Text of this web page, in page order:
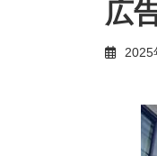
広
2025